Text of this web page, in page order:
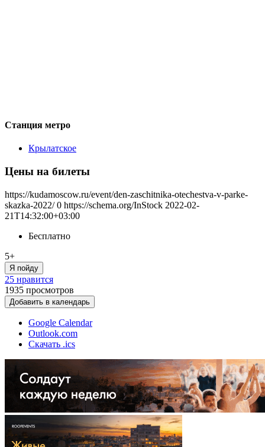
Станция метро
Крылатское
Цены на билеты
https://kudamoscow.ru/event/den-zaschitnika-otechestva-v-parke-
skazka-2022/ 0 https://schema.org/InStock 2022-02-
21T14:32:00+03:00
Бесплатно
5+
Я пойду
25 нравится
1935 просмотров
Добавить в календарь
Google Calendar
Outlook.com
Скачать .ics